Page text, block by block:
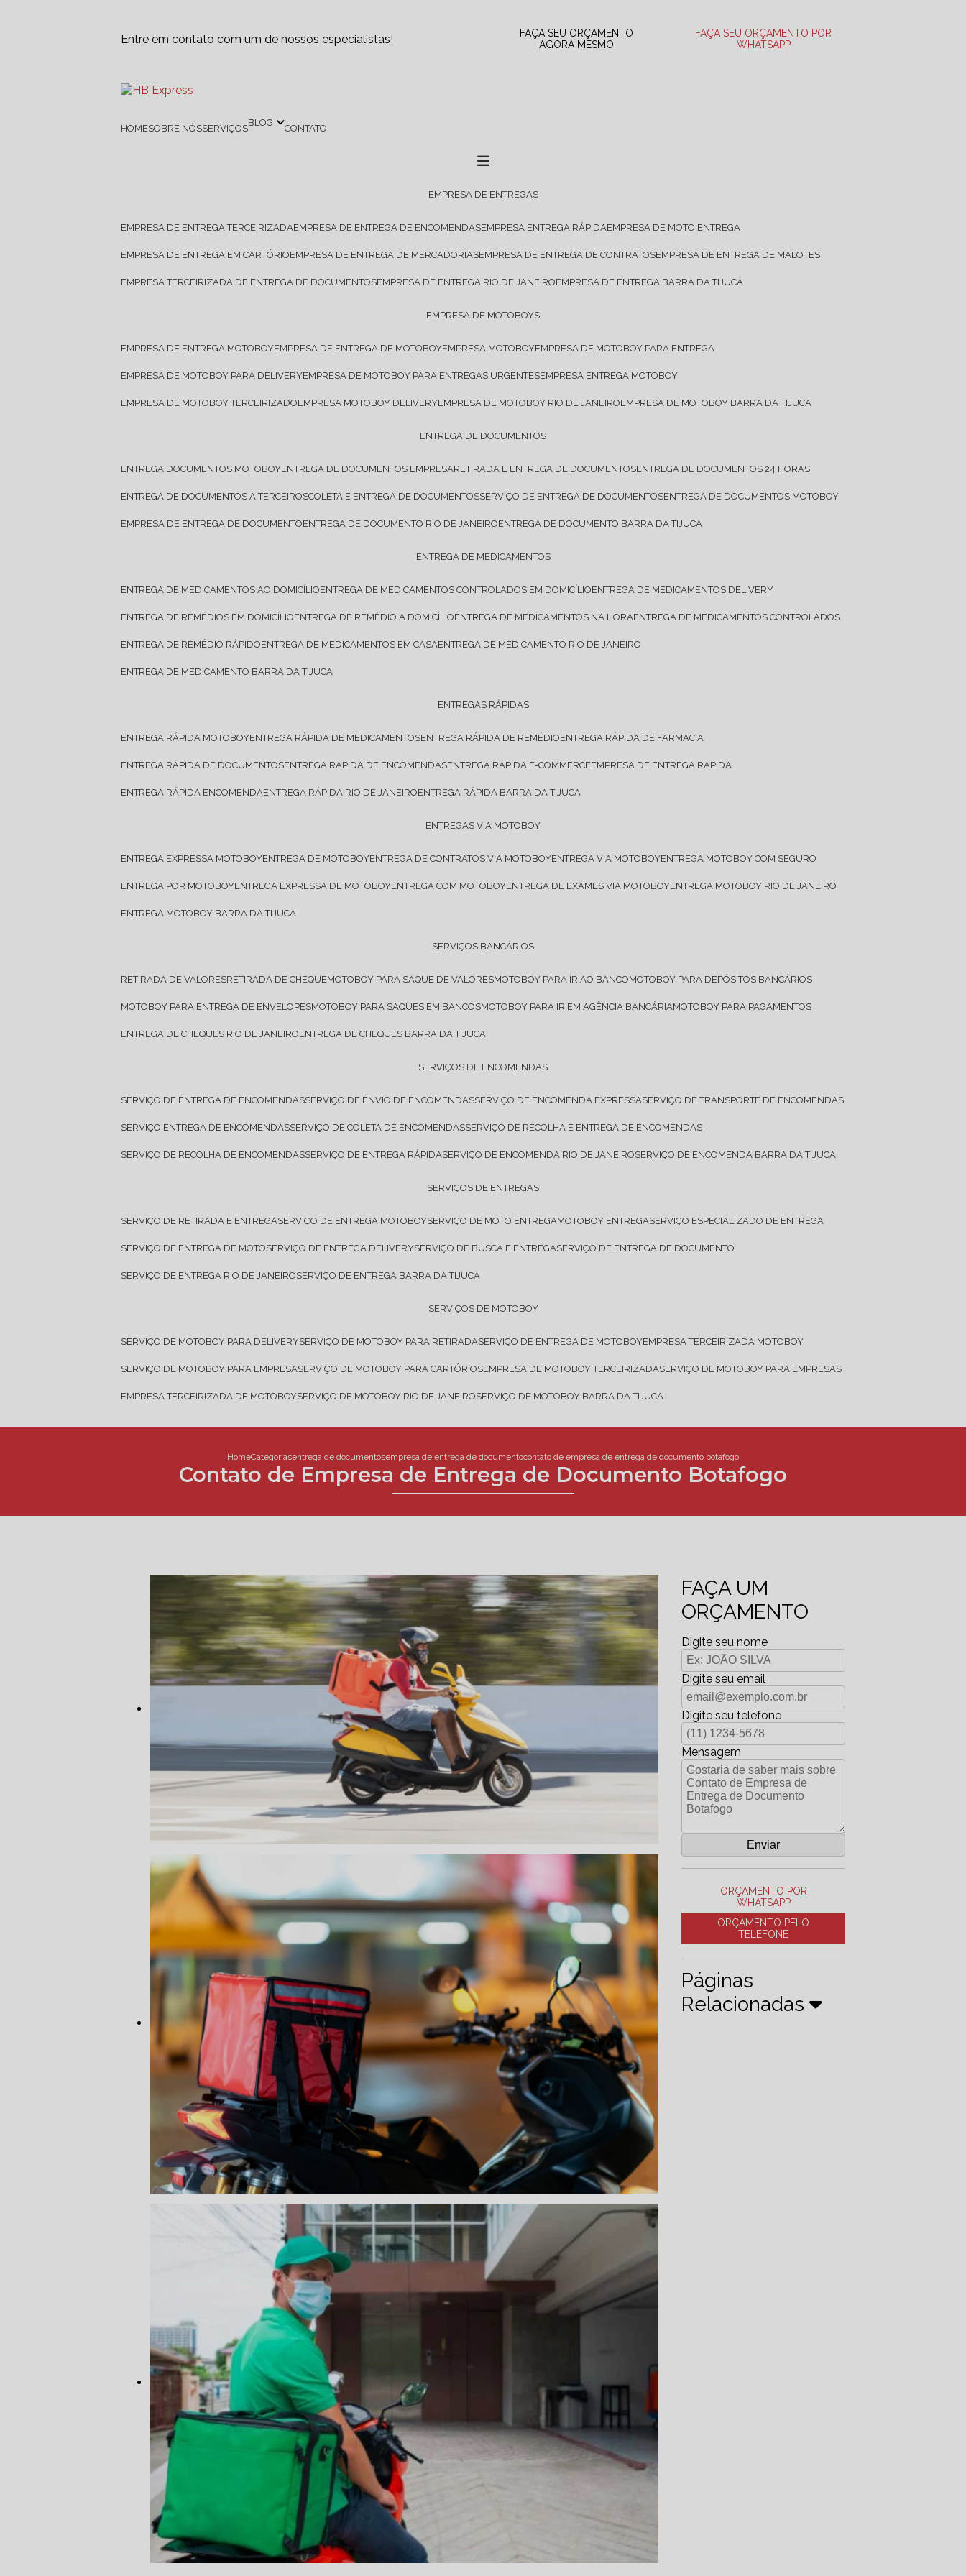
Entre em contato com um de nossos especialistas!
FAÇA SEU ORÇAMENTO
AGORA MESMO
FAÇA SEU ORÇAMENTO POR
WHATSAPP
HOME SOBRE NÓS SERVIÇOS BLOG CONTATO
EMPRESA DE ENTREGAS
EMPRESA DE ENTREGA TERCEIRIZADA EMPRESA DE ENTREGA DE ENCOMENDAS EMPRESA ENTREGA RÁPIDA EMPRESA DE MOTO ENTREGA
EMPRESA DE ENTREGA EM CARTÓRIO EMPRESA DE ENTREGA DE MERCADORIAS EMPRESA DE ENTREGA DE CONTRATOS EMPRESA DE ENTREGA DE MALOTES
EMPRESA TERCEIRIZADA DE ENTREGA DE DOCUMENTOS EMPRESA DE ENTREGA RIO DE JANEIRO EMPRESA DE ENTREGA BARRA DA TIJUCA
EMPRESA DE MOTOBOYS
EMPRESA DE ENTREGA MOTOBOY EMPRESA DE ENTREGA DE MOTOBOY EMPRESA MOTOBOY EMPRESA DE MOTOBOY PARA ENTREGA
EMPRESA DE MOTOBOY PARA DELIVERY EMPRESA DE MOTOBOY PARA ENTREGAS URGENTES EMPRESA ENTREGA MOTOBOY
EMPRESA DE MOTOBOY TERCEIRIZADO EMPRESA MOTOBOY DELIVERY EMPRESA DE MOTOBOY RIO DE JANEIRO EMPRESA DE MOTOBOY BARRA DA TIJUCA
ENTREGA DE DOCUMENTOS
ENTREGA DOCUMENTOS MOTOBOY ENTREGA DE DOCUMENTOS EMPRESA RETIRADA E ENTREGA DE DOCUMENTOS ENTREGA DE DOCUMENTOS 24 HORAS
ENTREGA DE DOCUMENTOS A TERCEIROS COLETA E ENTREGA DE DOCUMENTOS SERVIÇO DE ENTREGA DE DOCUMENTOS ENTREGA DE DOCUMENTOS MOTOBOY
EMPRESA DE ENTREGA DE DOCUMENTO ENTREGA DE DOCUMENTO RIO DE JANEIRO ENTREGA DE DOCUMENTO BARRA DA TIJUCA
ENTREGA DE MEDICAMENTOS
ENTREGA DE MEDICAMENTOS AO DOMICÍLIO ENTREGA DE MEDICAMENTOS CONTROLADOS EM DOMICÍLIO ENTREGA DE MEDICAMENTOS DELIVERY
ENTREGA DE REMÉDIOS EM DOMICÍLIO ENTREGA DE REMÉDIO A DOMICÍLIO ENTREGA DE MEDICAMENTOS NA HORA ENTREGA DE MEDICAMENTOS CONTROLADOS
ENTREGA DE REMÉDIO RÁPIDO ENTREGA DE MEDICAMENTOS EM CASA ENTREGA DE MEDICAMENTO RIO DE JANEIRO
ENTREGA DE MEDICAMENTO BARRA DA TIJUCA
ENTREGAS RÁPIDAS
ENTREGA RÁPIDA MOTOBOY ENTREGA RÁPIDA DE MEDICAMENTOS ENTREGA RÁPIDA DE REMÉDIO ENTREGA RÁPIDA DE FARMACIA
ENTREGA RÁPIDA DE DOCUMENTOS ENTREGA RÁPIDA DE ENCOMENDAS ENTREGA RÁPIDA E-COMMERCE EMPRESA DE ENTREGA RÁPIDA
ENTREGA RÁPIDA ENCOMENDA ENTREGA RÁPIDA RIO DE JANEIRO ENTREGA RÁPIDA BARRA DA TIJUCA
ENTREGAS VIA MOTOBOY
ENTREGA EXPRESSA MOTOBOY ENTREGA DE MOTOBOY ENTREGA DE CONTRATOS VIA MOTOBOY ENTREGA VIA MOTOBOY ENTREGA MOTOBOY COM SEGURO
ENTREGA POR MOTOBOY ENTREGA EXPRESSA DE MOTOBOY ENTREGA COM MOTOBOY ENTREGA DE EXAMES VIA MOTOBOY ENTREGA MOTOBOY RIO DE JANEIRO
ENTREGA MOTOBOY BARRA DA TIJUCA
SERVIÇOS BANCÁRIOS
RETIRADA DE VALORES RETIRADA DE CHEQUE MOTOBOY PARA SAQUE DE VALORES MOTOBOY PARA IR AO BANCO MOTOBOY PARA DEPÓSITOS BANCÁRIOS
MOTOBOY PARA ENTREGA DE ENVELOPES MOTOBOY PARA SAQUES EM BANCOS MOTOBOY PARA IR EM AGÊNCIA BANCÁRIA MOTOBOY PARA PAGAMENTOS
ENTREGA DE CHEQUES RIO DE JANEIRO ENTREGA DE CHEQUES BARRA DA TIJUCA
SERVIÇOS DE ENCOMENDAS
SERVIÇO DE ENTREGA DE ENCOMENDAS SERVIÇO DE ENVIO DE ENCOMENDAS SERVIÇO DE ENCOMENDA EXPRESSA SERVIÇO DE TRANSPORTE DE ENCOMENDAS
SERVIÇO ENTREGA DE ENCOMENDAS SERVIÇO DE COLETA DE ENCOMENDAS SERVIÇO DE RECOLHA E ENTREGA DE ENCOMENDAS
SERVIÇO DE RECOLHA DE ENCOMENDAS SERVIÇO DE ENTREGA RÁPIDA SERVIÇO DE ENCOMENDA RIO DE JANEIRO SERVIÇO DE ENCOMENDA BARRA DA TIJUCA
SERVIÇOS DE ENTREGAS
SERVIÇO DE RETIRADA E ENTREGA SERVIÇO DE ENTREGA MOTOBOY SERVIÇO DE MOTO ENTREGA MOTOBOY ENTREGA SERVIÇO ESPECIALIZADO DE ENTREGA
SERVIÇO DE ENTREGA DE MOTO SERVIÇO DE ENTREGA DELIVERY SERVIÇO DE BUSCA E ENTREGA SERVIÇO DE ENTREGA DE DOCUMENTO
SERVIÇO DE ENTREGA RIO DE JANEIRO SERVIÇO DE ENTREGA BARRA DA TIJUCA
SERVIÇOS DE MOTOBOY
SERVIÇO DE MOTOBOY PARA DELIVERY SERVIÇO DE MOTOBOY PARA RETIRADA SERVIÇO DE ENTREGA DE MOTOBOY EMPRESA TERCEIRIZADA MOTOBOY
SERVIÇO DE MOTOBOY PARA EMPRESA SERVIÇO DE MOTOBOY PARA CARTÓRIOS EMPRESA DE MOTOBOY TERCEIRIZADA SERVIÇO DE MOTOBOY PARA EMPRESAS
EMPRESA TERCEIRIZADA DE MOTOBOY SERVIÇO DE MOTOBOY RIO DE JANEIRO SERVIÇO DE MOTOBOY BARRA DA TIJUCA
HomeCategoriasentrega de documentosempresa de entrega de documentocontato de empresa de entrega de documento botafogo
Contato de Empresa de Entrega de Documento Botafogo
FAÇA UM
ORÇAMENTO
Digite seu nome
Digite seu email
Digite seu telefone
Mensagem
ORÇAMENTO POR
WHATSAPP
ORÇAMENTO PELO
TELEFONE
Páginas
Relacionadas